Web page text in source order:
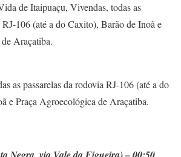
de Itaipuaçu, Vivendas, todas as
RJ-106 (até a do Caxito), Barão de Inoã e
Araçatiba.
as passarelas da rodovia RJ-106 (até a do
e Praça Agroecológica de Araçatiba.